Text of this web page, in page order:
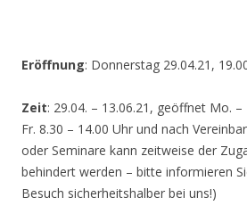
Eröffnung: Donnerstag 29.04.21,
Zeit: 29.04. – 13.06.21, geöffnet Mo.
Fr. 8.30 – 14.00 Uhr und nach
oder Seminare kann zeitweise der
behindert werden – bitte informieren
Besuch sicherheitshalber bei uns!)